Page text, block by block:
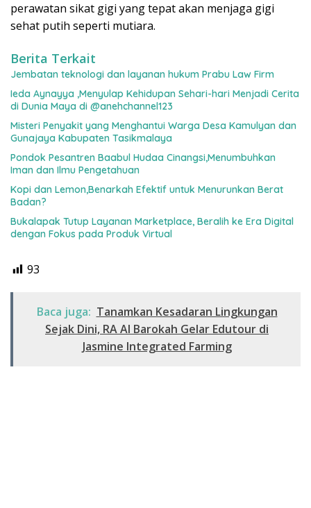
perawatan sikat gigi yang tepat akan menjaga gigi
sehat putih seperti mutiara.
Berita Terkait
Jembatan teknologi dan layanan hukum Prabu Law Firm
Ieda Aynayya ,Menyulap Kehidupan Sehari-hari Menjadi Cerita
di Dunia Maya di @anehchannel123
Misteri Penyakit yang Menghantui Warga Desa Kamulyan dan
Gunajaya Kabupaten Tasikmalaya
Pondok Pesantren Baabul Hudaa Cinangsi,Menumbuhkan
Iman dan Ilmu Pengetahuan
Kopi dan Lemon,Benarkah Efektif untuk Menurunkan Berat
Badan?
Bukalapak Tutup Layanan Marketplace, Beralih ke Era Digital
dengan Fokus pada Produk Virtual
93
Baca juga: Tanamkan Kesadaran Lingkungan
Sejak Dini, RA Al Barokah Gelar Edutour di
Jasmine Integrated Farming